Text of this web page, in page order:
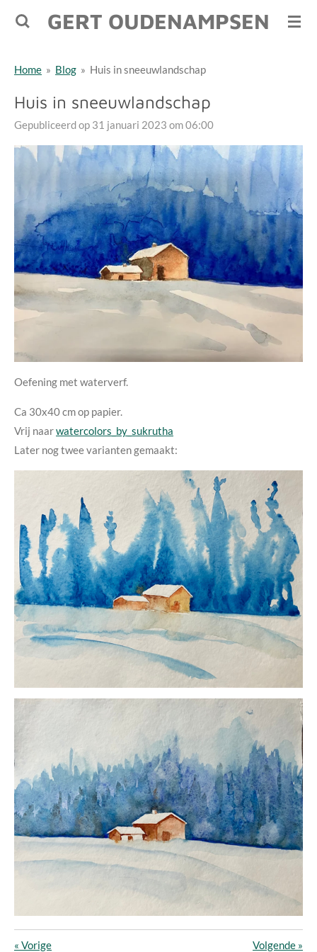
Ga
de
GERT OUDENAMPSEN
Home » Blog » Huis in sneeuwlandschap
Huis in sneeuwlandschap
Gepubliceerd op 31 januari 2023 om 06:00
Oefening met waterverf.
Ca 30x40 cm op papier.
Vrij naarwatercolors_by_sukrutha
Later nog twee varianten gemaakt:
« Vorige Volgende »